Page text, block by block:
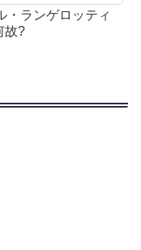
・ランゲロッティ
故?